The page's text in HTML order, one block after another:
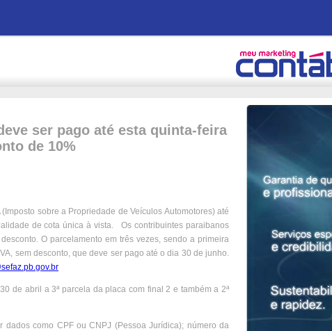
ser pago até esta quinta-feira
de 10%
sobre a Propriedade de Veículos Automotores) até
de cota única à vista. Os contribuintes paraibanos
O parcelamento em três vezes, sendo a primeira
sem desconto, que deve ser pago até o dia 30 de junho.
de abril a 3ª parcela da placa com final 2 e também a 2ª
como CPF ou CNPJ (Pessoa Jurídica); número da